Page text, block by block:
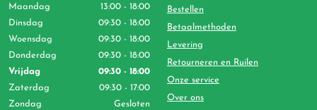
Maandag
13:00 - 18:00
Dinsdag
09:30 - 18:00
Woensdag
09:30 - 18:00
Donderdag
09:30 - 18:00
Vrijdag
09:30 - 18:00
Zaterdag
09:30 - 17:00
Zondag
Gesloten
Bestellen
Betaalmethoden
Levering
Retourneren en Ruilen
Onze service
Over ons